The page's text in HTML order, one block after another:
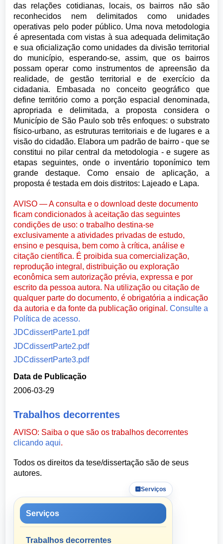
das relações cotidianas, locais, os bairros não são
reconhecidos nem delimitados como unidades
operativas pelo poder público. Uma nova metodologia
é apresentada com vistas à sua adequada delimitação
e sua oficialização como unidades da divisão territorial
do município, esperando-se, assim, que os bairros
possam operar como instrumentos de apreensão da
realidade, de gestão territorial e de exercício da
cidadania. Embasada no conceito geográfico que
define território como a porção espacial denominada,
apropriada e delimitada, a proposta considera o
Município de São Paulo sob três enfoques: o substrato
físico-urbano, as estruturas territoriais e de lugares e a
visão do cidadão. Elabora um padrão de bairro - que se
constitui no pilar central da metodologia - e sugere as
etapas seguintes, onde o inventário toponímico tem
grande destaque. Como ensaio de aplicação, a
proposta é testada em dois distritos: Lajeado e Lapa.
AVISO — A consulta e o download deste documento
ficam condicionados à aceitação das seguintes
condições de uso: o trabalho destina-se
exclusivamente a atividades privadas de estudo,
ensino e pesquisa, bem como à crítica, análise e
citação científica. É proibida sua comercialização,
reprodução integral, distribuição ou exploração
econômica sem autorização prévia, expressa e por
escrito da pessoa autora. Na utilização ou citação de
qualquer parte do documento, é obrigatória a indicação
da autoria e da fonte da publicação original.Consulte a
Política de acesso.
JDCdissertParte1.pdf
JDCdissertParte2.pdf
JDCdissertParte3.pdf
Data de Publicação
2006-03-29
Trabalhos decorrentes
AVISO: Saiba o que são os trabalhos decorrentes
clicando aqui.
Todos os direitos da tese/dissertação são de seus
autores.
Serviços
Serviços
Trabalhos decorrentes